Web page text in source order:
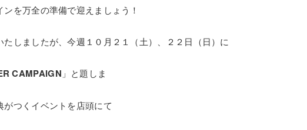
を万全の準備で迎えましょう！
しましたが、今週１０月２１（土）、２２日（日）に
CAMPAIGN 」と題しま
がつくイベントを店頭にて